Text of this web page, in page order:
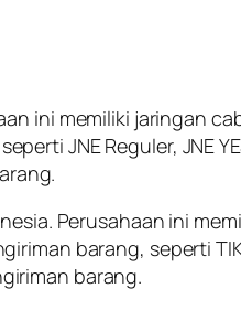
ini memiliki jaringan
JNE Reguler, JNE
Perusahaan ini
barang, seperti
barang.